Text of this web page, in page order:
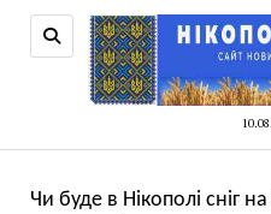
Чи буде в Нікополі сніг